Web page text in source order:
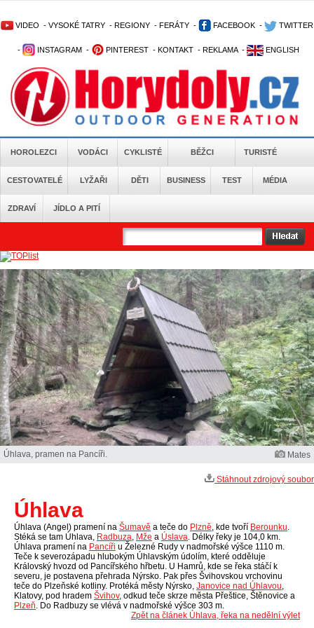
VIDEO - VYSOKÉ TATRY - REGIONY - FERÁTY - FACEBOOK - TWITTER
- INSTAGRAM - PINTEREST - KONTAKT - REKLAMA - ENGLISH
HOROLEZCI VODÁCI CYKLISTÉ BĚŽCI TURISTÉ
CESTOVATELÉ LYŽAŘI DĚTI BUSINESS TEST MÉDIA
ZDRAVÍ JÍDLO A PITÍ
Úhlava, pramen na Pancíři. Mates
Stáhnout zdrojový soubor
Úhlava
Úhlava (Angel) pramení na Šumavě a teče do Plzně, kde tvoří Berounku.
Stéká se tam Úhlava, Radbuza, Mže a Úslava. Délky řeky je 104,0 km.
Úhlava pramení na Pancíři u Železné Rudy v nadmořské výšce 1110 m.
Teče k severozápadu hlubokým Úhlavským údolím, které odděluje
Královský hvozd od Pancířského hřbetu. U Hamrů, kde se řeka stáčí k
severu, je postavena přehrada Nýrsko. Pak přes Švihovskou vrchovinu
teče do Plzeňské kotliny. Protéká městy Nýrsko, Janovice nad Úhlavou,
Klatovy, pod hradem Švihov, odkud teče skrze města Přeštice, Štěnovice a
Plzeň. Do Radbuzy se vlévá v nadmořské výšce 303 m.
Zpět na článek Úhlava, řeka na nedělní výlet